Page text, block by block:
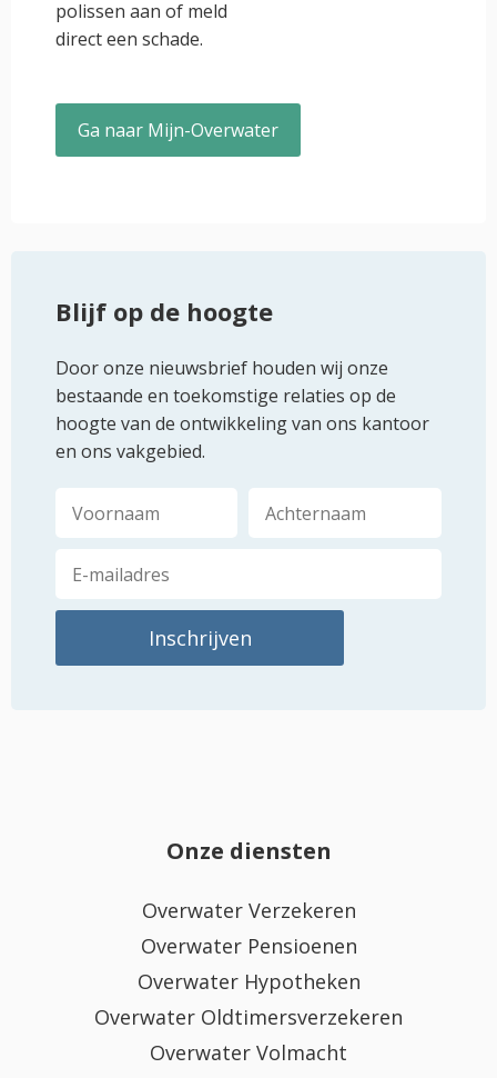
polissen aan of meld
direct een schade.
Ga naar Mijn-Overwater
Blijf op de hoogte
Door onze nieuwsbrief houden wij onze
bestaande en toekomstige relaties op de
hoogte van de ontwikkeling van ons kantoor
en ons vakgebied.
Onze diensten
Overwater Verzekeren
Overwater Pensioenen
Overwater Hypotheken
Overwater Oldtimersverzekeren
Overwater Volmacht